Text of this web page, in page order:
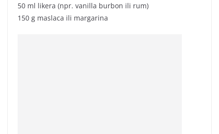
50 ml likera (npr. vanilla burbon ili rum)
150 g maslaca ili margarina